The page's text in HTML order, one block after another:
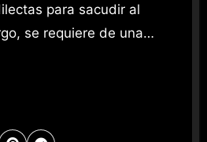
para sacudir al
se requiere de una…